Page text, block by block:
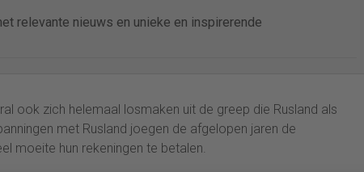
relevante nieuws en unieke en inspirerende
ook zich helemaal losmaken uit de greep die Rusland als
met Rusland joegen de afgelopen jaren de
moeite hun rekeningen te betalen.